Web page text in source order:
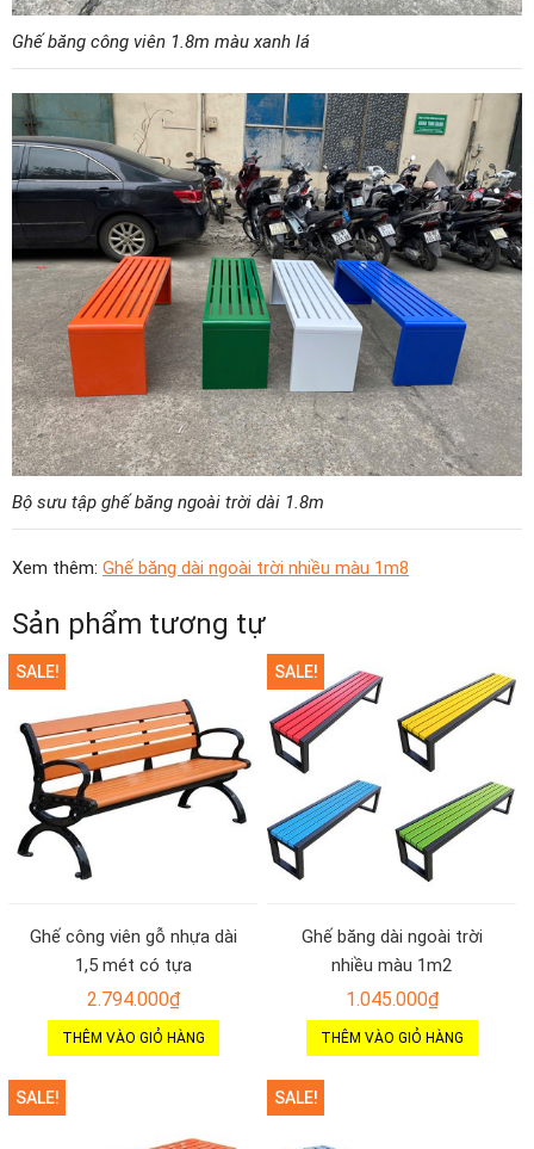
Ghế băng công viên 1.8m màu xanh lá
Bộ sưu tập ghế băng ngoài trời dài 1.8m
Xem thêm: Ghế băng dài ngoài trời nhiều màu 1m8
Sản phẩm tương tự
SALE!
Ghế công viên gỗ nhựa dài
1,5 mét có tựa
2.794.000₫
THÊM VÀO GIỎ HÀNG
SALE!
Ghế băng dài ngoài trời
nhiều màu 1m2
1.045.000₫
THÊM VÀO GIỎ HÀNG
SALE! SALE!